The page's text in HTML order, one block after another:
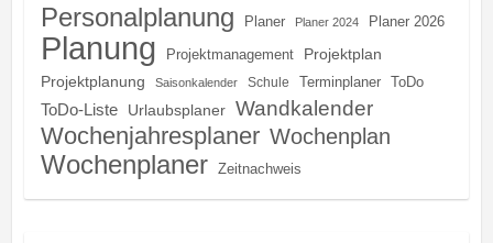
Personalplanung Planer Planer 2024 Planer 2026
Planung Projektmanagement
Projektplan
Projektplanung
Saisonkalender Schule Terminplaner ToDo
ToDo-Liste Urlaubsplaner Wandkalender
Wochenjahresplaner Wochenplan
Wochenplaner Zeitnachweis